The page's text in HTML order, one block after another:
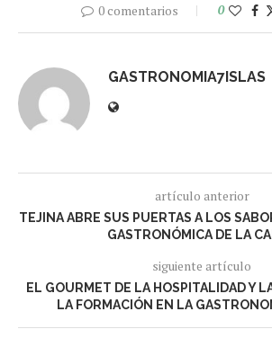
0 comentarios 0
GASTRONOMIA7ISLAS
artículo anterior
TEJINA ABRE SUS PUERTAS A LOS
GASTRONÓMICA DE LA
siguiente artículo
EL GOURMET DE LA HOSPITALIDAD Y
LA FORMACIÓN EN LA